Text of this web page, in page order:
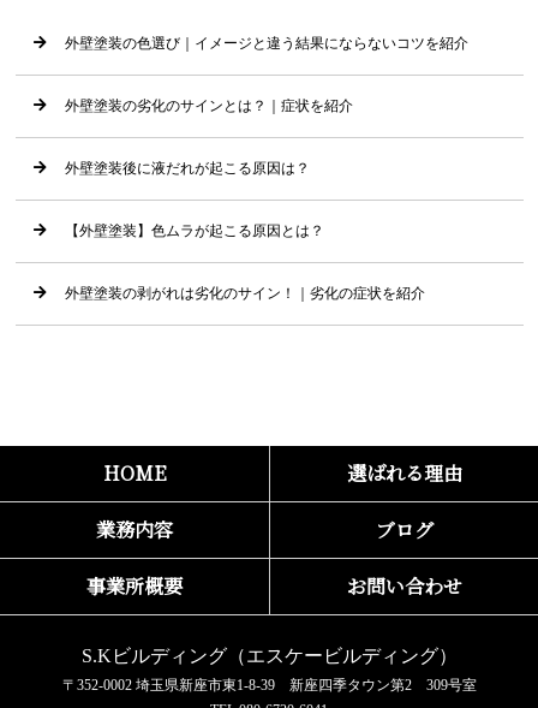
外壁塗装の色選び｜イメージと違う結果にならないコツを紹介
外壁塗装の劣化のサインとは？｜症状を紹介
外壁塗装後に液だれが起こる原因は？
【外壁塗装】色ムラが起こる原因とは？
外壁塗装の剥がれは劣化のサイン！｜劣化の症状を紹介
HOME 選ばれる理由
業務内容 ブログ
事業所概要 お問い合わせ
S.Kビルディング
〒352-0002 埼玉県新座市東1-8-39 新座四季タウン第2 309号室